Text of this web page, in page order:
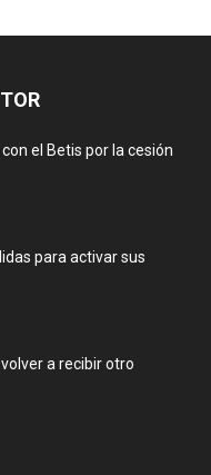
el Betis por la cesión
para activar sus
a recibir otro